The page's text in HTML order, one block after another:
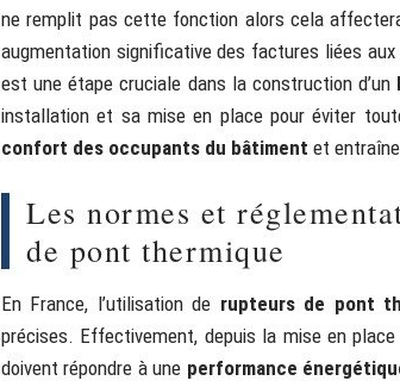
ne remplit pas cette fonction alors cela
augmentation significative des factures liées aux
est une étape cruciale dans la construction d’un
installation et sa mise en place pour éviter
confort des occupants du bâtiment et
Les normes et
de pont thermique
En France, l’utilisation de rupteurs de pont
précises. Effectivement, depuis la mise en
doivent répondre à une performance